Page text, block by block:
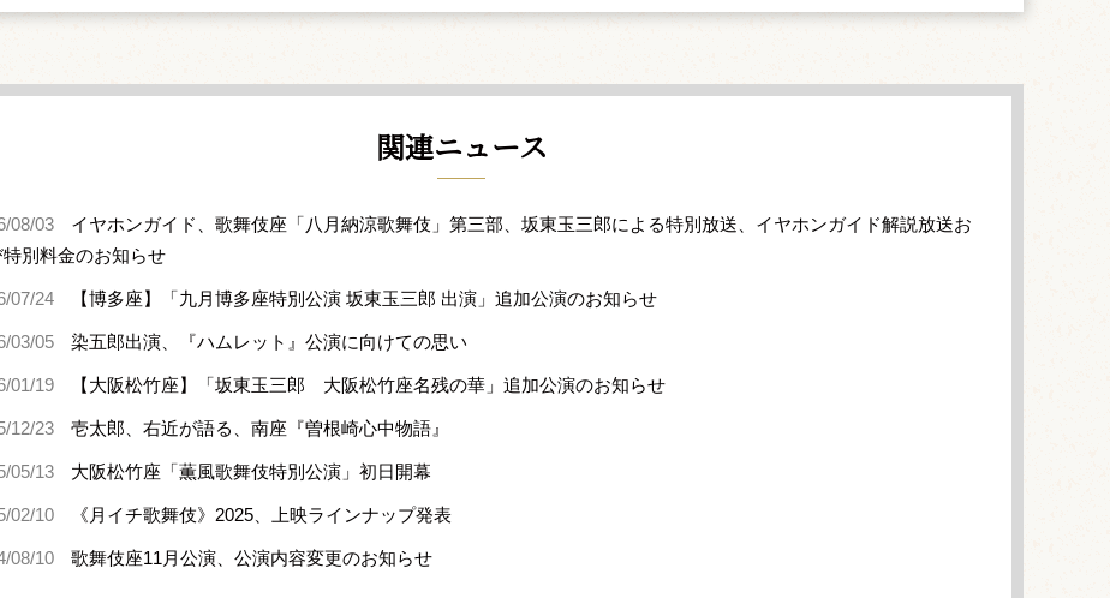
関連ニュース
08/03
イヤホンガイド、歌舞伎座「八月納涼歌舞伎」第三部、坂東玉三郎による特別放送、イヤホンガイド解説放送お
特別料金のお知らせ
07/24 【博多座】「九月博多座特別公演 坂東玉三郎 出演」追加公演のお知らせ
03/05 染五郎出演、『ハムレット』公演に向けての思い
01/19 【大阪松竹座】「坂東玉三郎 大阪松竹座名残の華」追加公演のお知らせ
12/23 壱太郎、右近が語る、南座『曽根崎心中物語』
05/13 大阪松竹座「薫風歌舞伎特別公演」初日開幕
02/10 《月イチ歌舞伎》2025、上映ラインナップ発表
08/10 歌舞伎座11月公演、公演内容変更のお知らせ